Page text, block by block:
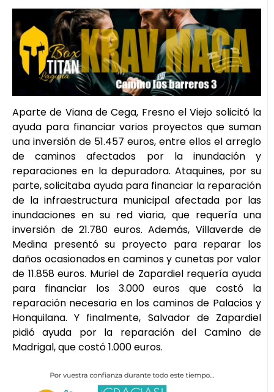
Aparte de Viana de Cega, Fresno el Viejo solicitó la
ayuda para financiar varios proyectos que suman
una inversión de 51.457 euros, entre ellos el arreglo
de caminos afectados por la inundación y
reparaciones en la depuradora. Ataquines, por su
parte, solicitaba ayuda para financiar la reparación
de la infraestructura municipal afectada por las
inundaciones en su red viaria, que requería una
inversión de 21.780 euros. Además, Villaverde de
Medina presentó su proyecto para reparar los
daños ocasionados en caminos y cunetas por valor
de 11.858 euros. Muriel de Zapardiel requería ayuda
para financiar los 3.000 euros que costó la
reparación necesaria en los caminos de Palacios y
Honquilana. Y finalmente, Salvador de Zapardiel
pidió ayuda por la reparación del Camino de
Madrigal, que costó 1.000 euros.